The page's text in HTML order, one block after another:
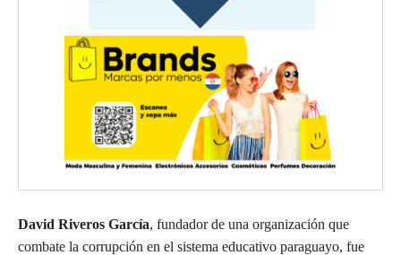
David Riveros García, fundador de una organización que
combate la corrupción en el sistema educativo paraguayo, fue